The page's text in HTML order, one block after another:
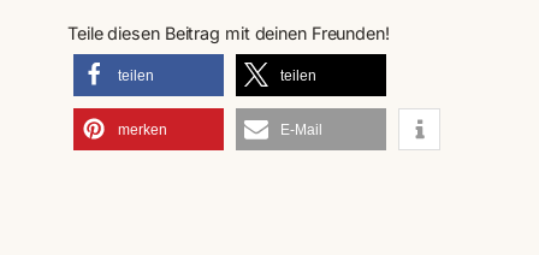
Teile diesen Beitrag mit deinen Freunden!
teilen teilen
merken E-Mail